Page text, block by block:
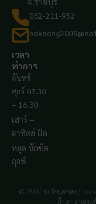
จ.ราชบุรี
032-211-932
เวลา
ทำการ
จันทร์ –
ศุกร์ 07.30
– 16.30
เสาร์ –
อาทิตย์ ปิด
หยุด นักขัต
ฤกษ์
© 2569 โรงเรียนฮกเฮง
ศึกษา ฮกเฮง